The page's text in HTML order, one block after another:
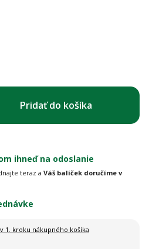
Pridať do košíka
ihneď na odoslanie
teraz a Váš balíček doručíme v
v 1. kroku nákupného košíka